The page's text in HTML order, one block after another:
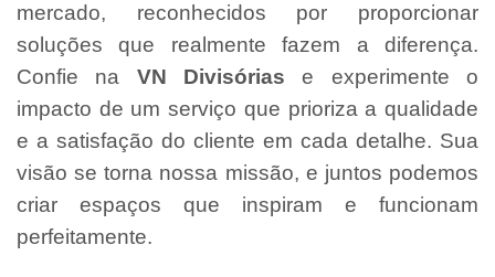
mercado, reconhecidos por proporcionar
soluções que realmente fazem a diferença.
Confie na VN Divisórias e experimente o
impacto de um serviço que prioriza a qualidade
e a satisfação do cliente em cada detalhe. Sua
visão se torna nossa missão, e juntos podemos
criar espaços que inspiram e funcionam
perfeitamente.